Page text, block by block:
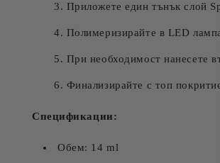
Приложете един тънък слой
Полимеризирайте в LED
При необходимост нанесете
Финализирайте с топ
Спецификации:
Обем: 14 ml